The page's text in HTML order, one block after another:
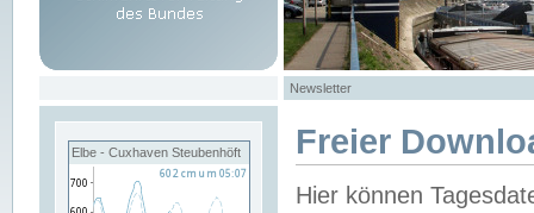
Newsletter
Elbe - Cuxhaven Steubenhöft Freier
Hier können